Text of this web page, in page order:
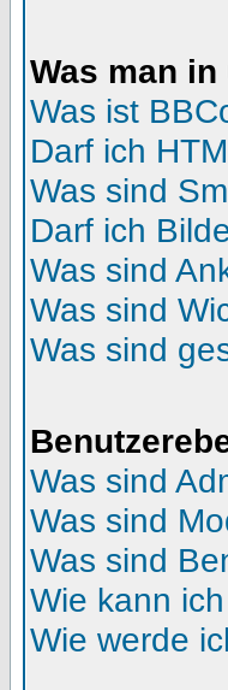
Was man
Was ist
Darf ich
Was sind
Darf ich
Was sind
Was sind
Was sind
Was sind
Was sind
Was sind
Wie kann
Wie werde